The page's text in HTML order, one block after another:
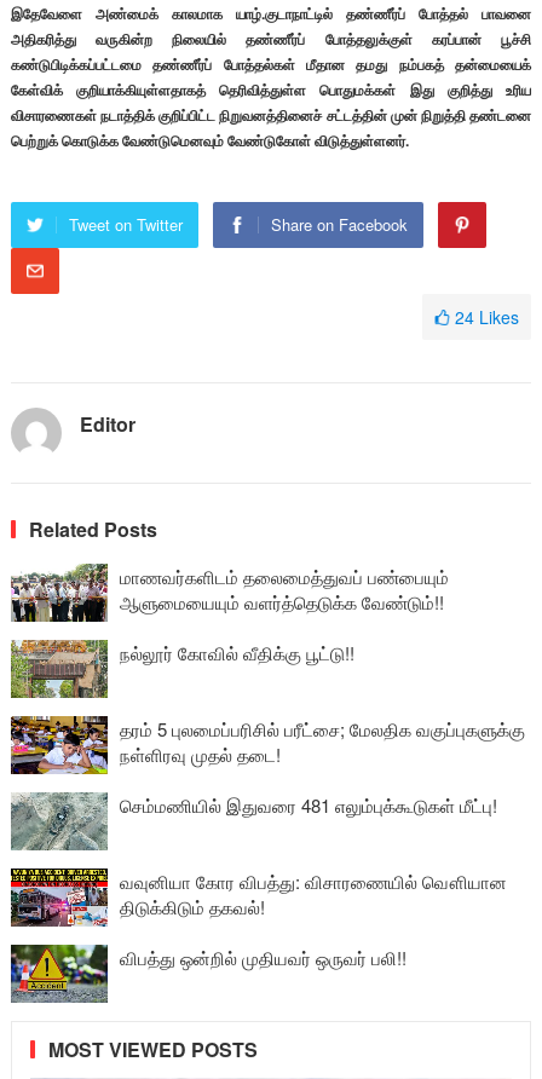
இதேவேளை அண்மைக் காலமாக யாழ்.குடாநாட்டில் தண்ணீர்ப் போத்தல் பாவனை
அதிகரித்து வருகின்ற நிலையில் தண்ணீர்ப் போத்தலுக்குள் கரப்பான் பூச்சி
கண்டுபிடிக்கப்பட்டமை தண்ணீர்ப் போத்தல்கள் மீதான தமது நம்பகத் தன்மையைக்
கேள்விக் குறியாக்கியுள்ளதாகத் தெரிவித்துள்ள பொதுமக்கள் இது குறித்து உரிய
விசாரணைகள் நடாத்திக் குறிப்பிட்ட நிறுவனத்தினைச் சட்டத்தின் முன் நிறுத்தி தண்டனை
பெற்றுக் கொடுக்க வேண்டுமெனவும் வேண்டுகோள் விடுத்துள்ளனர்.
Tweet on Twitter Share on Facebook
24 Likes
Editor
Related Posts
மாணவர்களிடம் தலைமைத்துவப் பண்பையும்
ஆளுமையையும் வளர்த்தெடுக்க வேண்டும்!!
நல்லூர் கோவில் வீதிக்கு பூட்டு!!
தரம் 5 புலமைப்பரிசில் பரீட்சை; மேலதிக வகுப்புகளுக்கு
நள்ளிரவு முதல் தடை!
செம்மணியில் இதுவரை 481 எலும்புக்கூடுகள் மீட்பு!
வவுனியா கோர விபத்து: விசாரணையில் வௌியான
திடுக்கிடும் தகவல்!
விபத்து ஒன்றில் முதியவர் ஒருவர் பலி!!
MOST VIEWED POSTS